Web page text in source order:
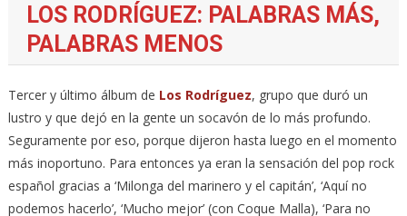
LOS RODRÍGUEZ: PALABRAS MÁS,
PALABRAS MENOS
Tercer y último álbum de Los Rodríguez, grupo que duró un
lustro y que dejó en la gente un socavón de lo más profundo.
Seguramente por eso, porque dijeron hasta luego en el momento
más inoportuno. Para entonces ya eran la sensación del pop rock
español gracias a ‘Milonga del marinero y el capitán’, ‘Aquí no
podemos hacerlo’, ‘Mucho mejor’ (con Coque Malla), ‘Para no